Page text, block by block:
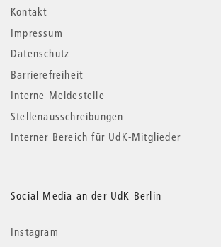
Kontakt
Impressum
Datenschutz
Barrierefreiheit
Interne Meldestelle
Stellenausschreibungen
Interner Bereich für UdK-Mitglieder
Social Media an der UdK Berlin
Instagram